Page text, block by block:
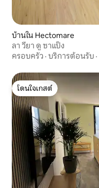
บ้านใน Hectomare
ลา วียา ดู ซาแป็ง
ครอบครัว · บริการต้อนรับ ·
โดนใจเกสต์
โดนใจเกสต์